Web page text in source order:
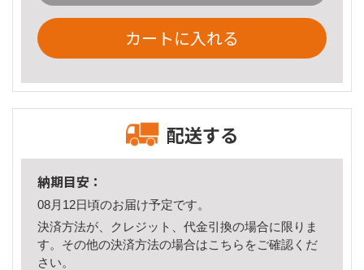
カートに入れる
配送する
納期目安：
08月12日頃のお届け予定です。
決済方法が、クレジット、代金引換の場合に限りま
す。その他の決済方法の場合はこちら をご確認くだ
さい。